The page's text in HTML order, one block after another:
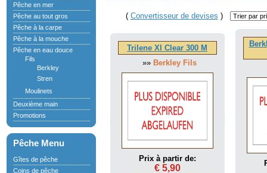
Pêche en mer
Pêche au tout gros
Pêche à la carpe
Pêche à la mouche
Pêche en eau douce
Fils
Berkley
Stren
Moulinets
Deuxième main
Promotions
Pêche Menu
Gîtes de pêche
Coins de pêche
( Convertisseur de devises )
Trilene Xl Clear 300 M
»» Berkley Fils
Prix à partir de:
€ 5,90